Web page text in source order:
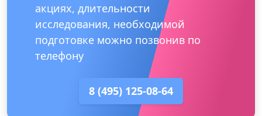
акциях, длительности
исследования, необходимой
подготовке можно позвонив по
телефону
8 (495) 125-08-64